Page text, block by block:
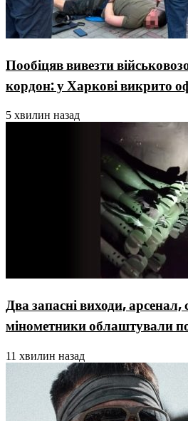
Пообіцяв вивезти
кордон: у Харкові викрито
5 хвилин назад
Два запасні виходи,
мінометники облаштували
11 хвилин назад